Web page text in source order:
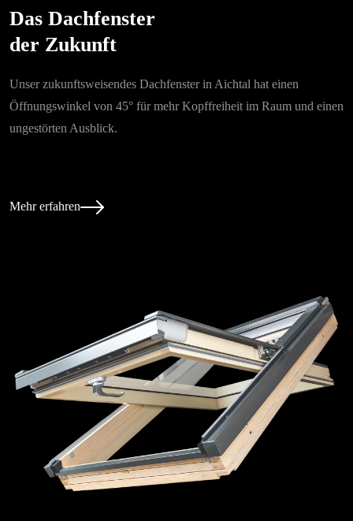
Das Dachfenster
der Zukunft
Unser zukunftsweisendes Dachfenster in Aichtal hat einen
Öffnungswinkel von 45° für mehr Kopffreiheit im Raum und einen
ungestörten Ausblick.
Mehr erfahren